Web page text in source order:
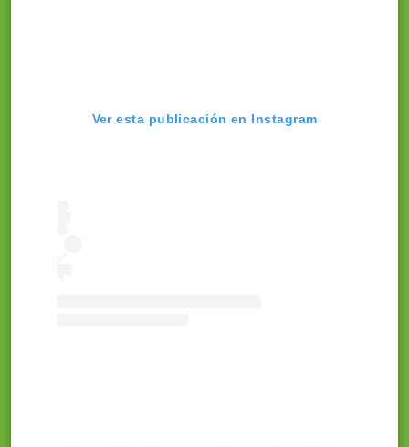
Ver esta publicación en Instagram